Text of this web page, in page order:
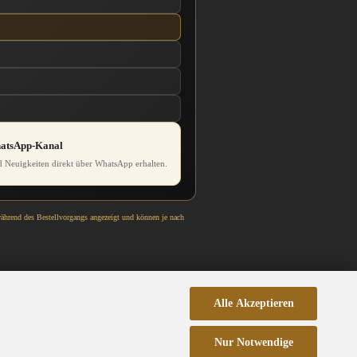
Alle Akzeptieren
Nur Notwendige
Kanal
Neuigkeiten direkt über WhatsApp erhalten.
des Bestellvorgangs angezeigt und können je nach